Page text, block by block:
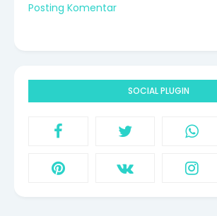
Posting Komentar
SOCIAL PLUGIN